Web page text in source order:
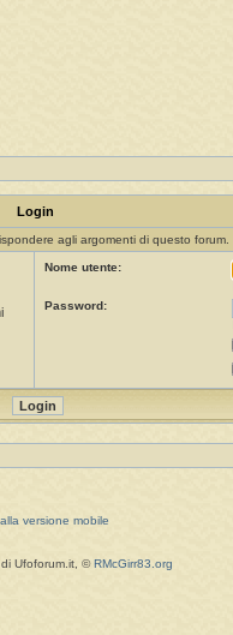
Login
agli argomenti di questo forum.
Nome utente:
Password:
versione mobile
Ufoforum.it, © RMcGirr83.org